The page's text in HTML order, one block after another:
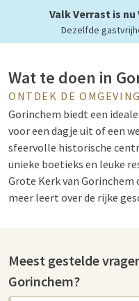
Valk Verrast is
Dezelfde
Wat te doen in
ONTDEK DE OMGEVING
Gorinchem biedt een
voor een dagje uit of een
sfeervolle historische
unieke boetieks en leuke
Grote Kerk van Gorinchem
meer leert over de rijke
Er is voor ieder wat wils in
Nederlandse geschiedenis
Meest gestelde
Gorinchem?